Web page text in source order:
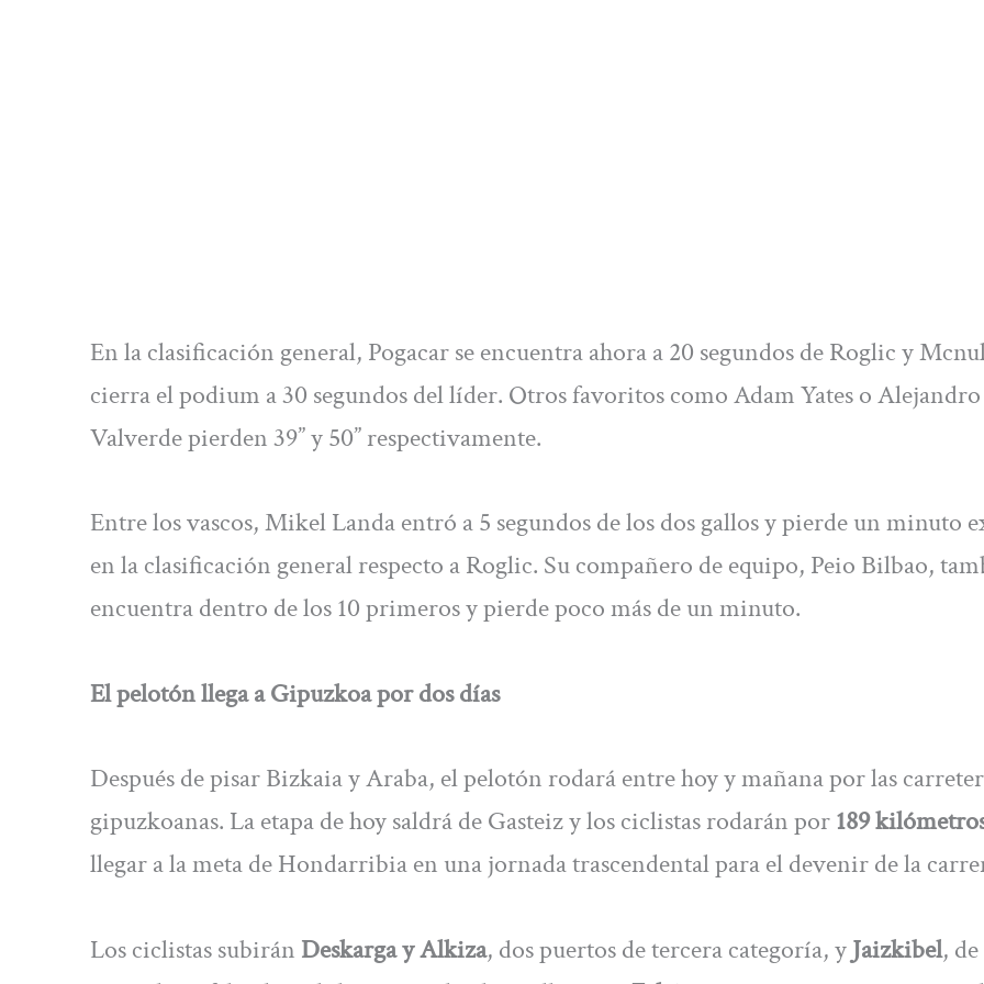
En la clasificación general, Pogacar se encuentra ahora a 20 segundos de Roglic y
cierra el podium a 30 segundos del líder. Otros favoritos como Adam Yates o Alejandro
Valverde pierden 39” y 50” respectivamente.
Entre los vascos, Mikel Landa entró a 5 segundos de los dos gallos y pierde un minuto
en la clasificación general respecto a Roglic. Su compañero de equipo, Peio Bilbao,
encuentra dentro de los 10 primeros y pierde poco más de un minuto.
El pelotón llega a Gipuzkoa por dos días
Después de pisar Bizkaia y Araba, el pelotón rodará entre hoy y mañana por las
gipuzkoanas. La etapa de hoy saldrá de Gasteiz y los ciclistas rodarán por189
llegar a la meta de Hondarribia en una jornada trascendental para el devenir de la
Los ciclistas subirán Deskarga y Alkiza, dos puertos de tercera categoría, yJaizkibel, de